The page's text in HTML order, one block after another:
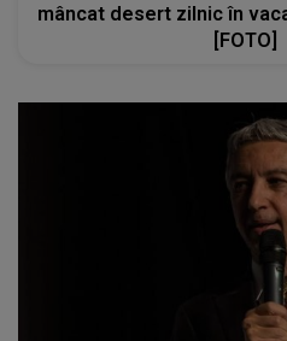
mâncat desert zilnic în
[FOTO]